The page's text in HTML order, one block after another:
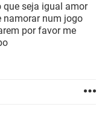
que seja igual amor
namorar num jogo
por favor me